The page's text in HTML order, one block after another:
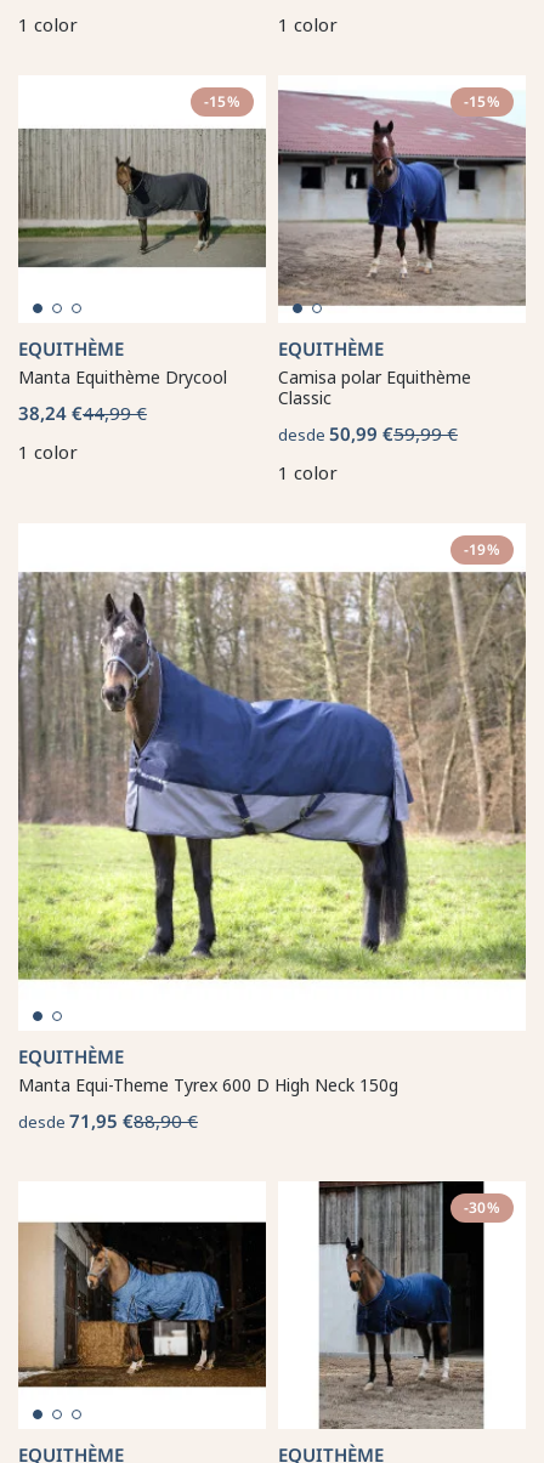
1 color 1 color
-15%
EQUITHÈME
Manta Equithème Drycool
38,24 €44,99 €
1 color
-15%
EQUITHÈME
Camisa polar Equithème
Classic
desde 50,99 €59,99 €
1 color
-19%
EQUITHÈME
Manta Equi-Theme Tyrex 600 D High Neck 150g
desde 71,95 €88,90 €
EQUITHÈME
-30%
EQUITHÈME